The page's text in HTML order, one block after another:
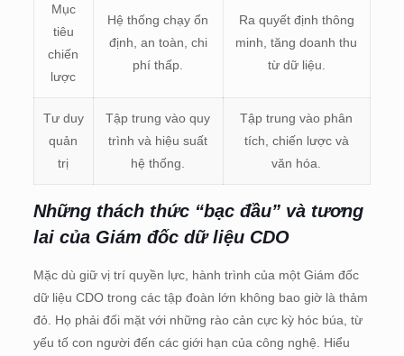
Mục
tiêu
chiến
lược
Hệ thống chạy ổn
định, an toàn, chi
phí thấp.
Ra quyết định thông
minh, tăng doanh thu
từ dữ liệu.
Tư duy
quản
trị
Tập trung vào quy
trình và hiệu suất
hệ thống.
Tập trung vào phân
tích, chiến lược và
văn hóa.
Những thách thức “bạc đầu” và tương
lai của Giám đốc dữ liệu CDO
Mặc dù giữ vị trí quyền lực, hành trình của một Giám đốc
dữ liệu CDO trong các tập đoàn lớn không bao giờ là thảm
đỏ. Họ phải đối mặt với những rào cản cực kỳ hóc búa, từ
yếu tố con người đến các giới hạn của công nghệ. Hiểu